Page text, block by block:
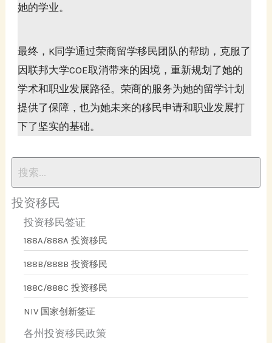
她的学业。
最终，K同学通过荣商留学移民团队的帮助，克服了
因联邦大学COE取消带来的困境，重新规划了她的
学术和职业发展路径。荣商的服务为她的留学计划
提供了保障，也为她未来的移民申请和职业发展打
下了坚实的基础。
投资移民
投资移民签证
188A/888A 投资移民
188B/888B 投资移民
188C/888C 投资移民
NIV 国家创新签证
各州投资移民政策